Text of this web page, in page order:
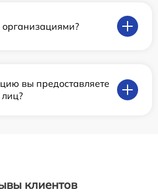
организациями?
вы предоставляете
клиентов